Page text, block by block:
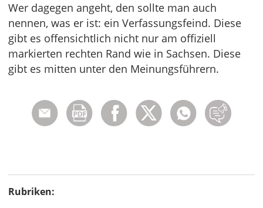
Wer dagegen angeht, den sollte man auch
nennen, was er ist: ein Verfassungsfeind. Diese
gibt es offensichtlich nicht nur am offiziell
markierten rechten Rand wie in Sachsen. Diese
gibt es mitten unter den Meinungsführern.
Rubriken: